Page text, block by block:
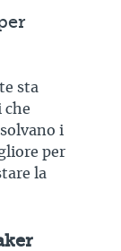
sta
che
i
per
la